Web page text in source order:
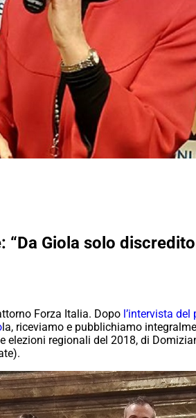
“Da Giola solo
Forza Italia. Dopo l’intervista
la, riceviamo e pubblichiamo
elezioni regionali del 2018, di